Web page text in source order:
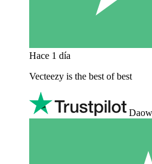
Hace 1 día
Vecteezy is the best of best